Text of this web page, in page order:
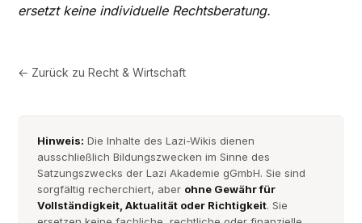
ersetzt keine individuelle Rechtsberatung.
← Zurück zuRecht & Wirtschaft
Hinweis: Die Inhalte des Lazi-Wikis dienen
ausschließlich Bildungszwecken im Sinne des
Satzungszwecks der Lazi Akademie gGmbH. Sie sind
sorgfältig recherchiert, aber ohne Gewähr für
Vollständigkeit, Aktualität oder Richtigkeit. Sie